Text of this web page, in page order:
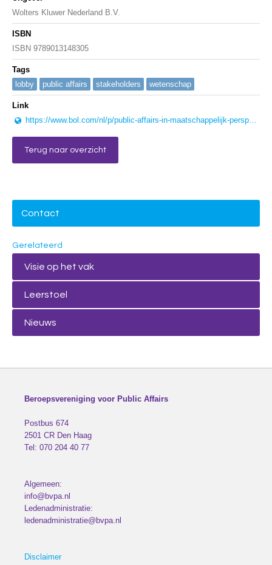
Wolters Kluwer Nederland B.V.
ISBN
ISBN 9789013148305
Tags
lobby
public affairs stakeholders wetenschap
Link
https://www.bol.com/nl/p/public-affairs-in-maatschappelijk-perspectief/9200000117579111/?Referrer=ADVNLGOO002008N-G-79730241329-S-804737848018-9200000117579111&gclid=EAIaIQobChMIxdbhke6d5QIVB-J3Ch3DCgy8EAQYASABEgIz2_D_BwE
Terug naar overzicht
Contact
Gerelateerd
Visie op het vak
Leerstoel
Nieuws
Beroepsvereniging voor Public Affairs
Postbus 674
2501 CR Den Haag
Tel: 070 204 40 77
Algemeen:
info@bvpa.nl
Ledenadministratie:
ledenadministratie@bvpa.nl
Disclaimer